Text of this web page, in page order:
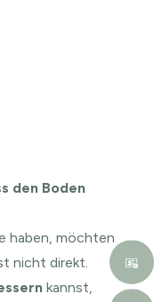
den Boden
haben, möchten
nicht direkt.
kannst,